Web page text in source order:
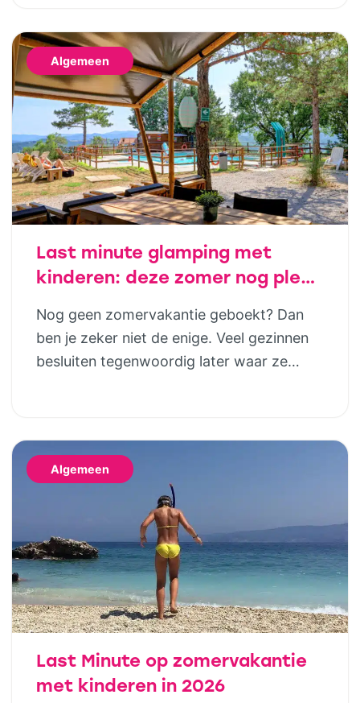
aan financiële opvoeding, help je kinderen
om later bewuste keuzes te maken. Dat
hoeft helemaal niet ingewikkeld te zijn;
juist […]
Algemeen
Last minute glamping met
kinderen: deze zomer nog plek
Vodatent en Tendi
Nog geen zomervakantie geboekt? Dan
ben je zeker niet de enige. Veel gezinnen
besluiten tegenwoordig later waar ze
niet helemaal bij jullie past. Wie houdt van
het buitenleven, maar niet wil slepen met
Algemeen
Last Minute op zomervakantie
met kinderen in 2026